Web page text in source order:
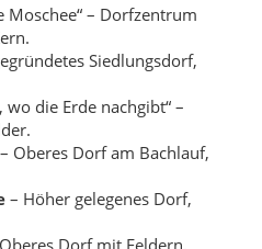
Moschee“ – Dorfzentrum
Siedlungsdorf,
wo die Erde nachgibt“ –
– Oberes Dorf am Bachlauf,
– Höher gelegenes Dorf,
Dorf mit Feldern,